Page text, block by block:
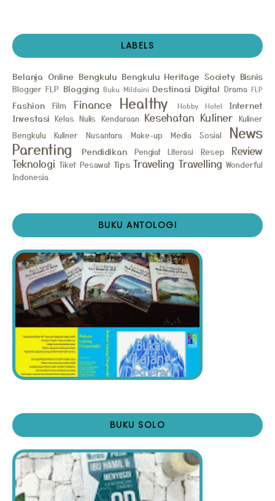
LABELS
Belanja Online Bengkulu Bengkulu Heritage Society Bisnis
Blogger FLP Blogging Buku Mildaini Destinasi Digital Drama FLP
Fashion Film Finance Healthy Hobby Hotel
Internet
Investasi Kelas Nulis Kendaraan Kesehatan Kuliner Kuliner
Bengkulu
Kuliner Nusantara Make-up Media Sosial
News
Parenting
Pendidikan Pengiat Literasi Resep
Review
Teknologi Tiket Pesawat Tips Traveling Travelling Wonderful
Indonesia
BUKU ANTOLOGI
BUKU SOLO